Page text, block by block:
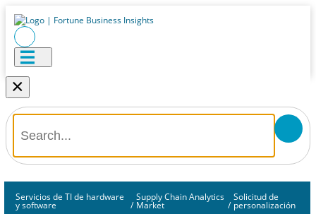
×
Servicios de TI de hardware
y software /
Supply Chain Analytics
Market /
Solicitud de
personalización